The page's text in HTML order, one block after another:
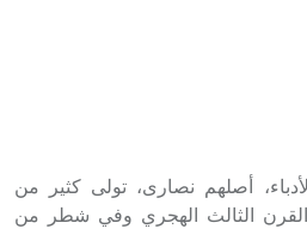
أصلهم نصارى، تولى كثير من
القرن الثالث الهجري وفي شطر من